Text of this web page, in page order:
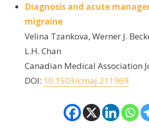
Diagnosis and acute
migraine
Velina Tzankova, Werner J.
L.H. Chan
Canadian Medical Association
DOI: 10.1503/cmaj.211969